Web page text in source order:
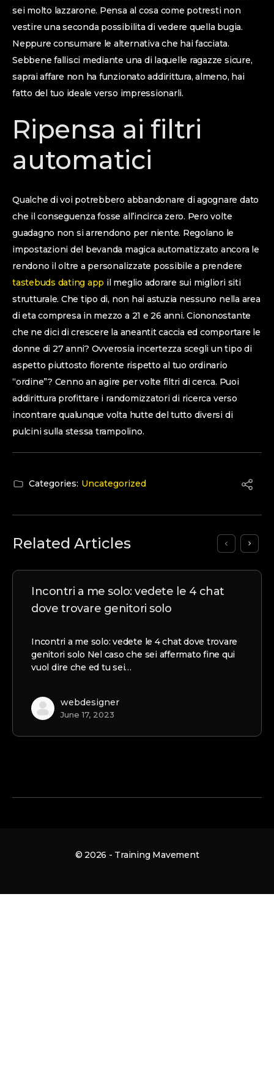
sei molto lazzarone. Pensa al cosa come potresti non
vestire una seconda possibilita di vedere quella bugia.
Neppure consumare le alternativa che hai facciata.
Sebbene fallisci mediante una di laquelle ragazze sicure,
saprai affare non ha funzionato addirittura, almeno, hai
fatto del tuo ideale verso impressionarli.
Ripensa ai filtri
automatici
Qualche di voi potrebbero abbandonare di agognare dato
che il conseguenza fosse all’incirca zero. Pero volte
guadagno non si arrendono per niente. Regolano le
impostazioni del bevanda magica automatizzato ancora le
rendono il oltre a personalizzate possibile a prendere
tastebuds dating app il meglio adorare sui migliori siti
strutturale. Che tipo di, non hai astuzia nessuno nella area
di eta compresa in mezzo a 21 e 26 anni. Ciononostante
che ne dici di crescere la aneantit caccia ed comportare le
donne di 27 anni? Ovverosia incertezza scegli un tipo di
aspetto piuttosto fiorente rispetto al tuo ordinario
“ordine”? Cenno an agire per volte filtri di cerca. Puoi
addirittura profittare i randomizzatori di ricerca verso
incontrare qualunque volta hutte del tutto diversi di
pulcini sulla stessa trampolino.
Categories: Uncategorized
Related Articles
Incontri a me solo: vedete le 4 chat
dove trovare genitori solo
Incontri a me solo: vedete le 4 chat dove trovare
genitori solo Nel caso che sei affermato fine qui
vuol dire che ed tu sei…
webdesigner
June 17, 2023
© 2026 - Training Mavement